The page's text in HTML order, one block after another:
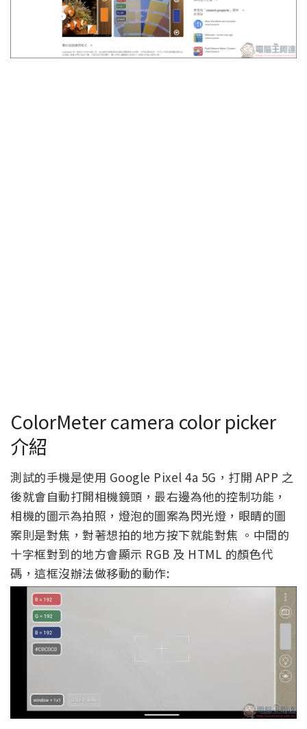
ColorMeter camera color picker
介紹
測試的手機是使用 Google Pixel 4a 5G，打開 APP 之
後就會自動打開相機鏡頭，最右邊為他的控制功能，
相機的圖示為拍照，燈泡的圖案為閃光燈，眼睛的圖
案則是對焦，對著想拍的地方按下就能對焦 。中間的
十字框對到的地方會顯示 RGB 及 HTML 的顏色代
碼，這框沒辦法做移動的動作: